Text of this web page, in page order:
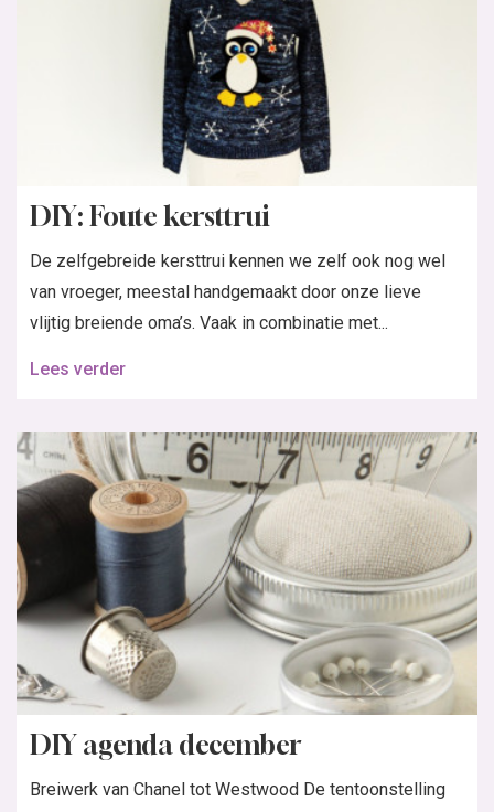
DIY: Foute kersttrui
De zelfgebreide kersttrui kennen we zelf ook nog wel
van vroeger, meestal handgemaakt door onze lieve
vlijtig breiende oma’s. Vaak in combinatie met...
Lees verder
DIY agenda december
Breiwerk van Chanel tot Westwood De tentoonstelling